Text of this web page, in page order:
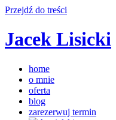
Przejdź do treści
Jacek Lisicki
home
o mnie
oferta
blog
zarezerwuj termin